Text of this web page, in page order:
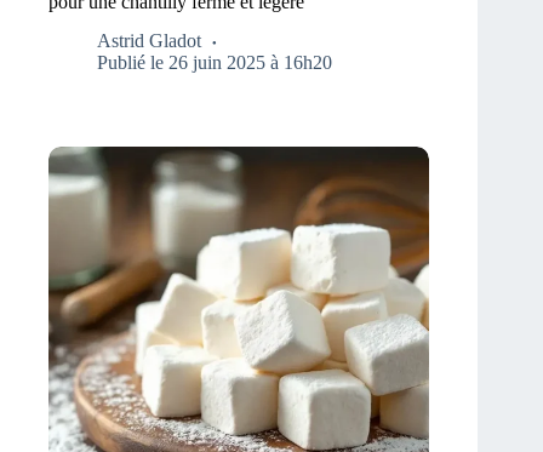
Astrid Gladot
Publié le 26 juin 2025 à 16h20